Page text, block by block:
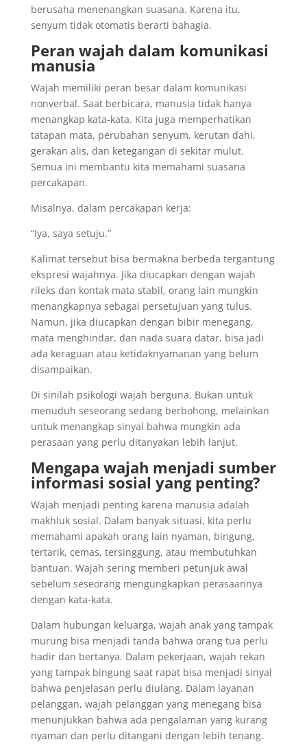
berusaha menenangkan suasana. Karena itu,
senyum tidak otomatis berarti bahagia.
Peran wajah dalam komunikasi
manusia
Wajah memiliki peran besar dalam komunikasi
nonverbal. Saat berbicara, manusia tidak hanya
menangkap kata-kata. Kita juga memperhatikan
tatapan mata, perubahan senyum, kerutan dahi,
gerakan alis, dan ketegangan di sekitar mulut.
Semua ini membantu kita memahami suasana
percakapan.
Misalnya, dalam percakapan kerja:
“Iya, saya setuju.”
Kalimat tersebut bisa bermakna berbeda tergantung
ekspresi wajahnya. Jika diucapkan dengan wajah
rileks dan kontak mata stabil, orang lain mungkin
menangkapnya sebagai persetujuan yang tulus.
Namun, jika diucapkan dengan bibir menegang,
mata menghindar, dan nada suara datar, bisa jadi
ada keraguan atau ketidaknyamanan yang belum
disampaikan.
Di sinilah psikologi wajah berguna. Bukan untuk
menuduh seseorang sedang berbohong, melainkan
untuk menangkap sinyal bahwa mungkin ada
perasaan yang perlu ditanyakan lebih lanjut.
Mengapa wajah menjadi sumber
informasi sosial yang penting?
Wajah menjadi penting karena manusia adalah
makhluk sosial. Dalam banyak situasi, kita perlu
memahami apakah orang lain nyaman, bingung,
tertarik, cemas, tersinggung, atau membutuhkan
bantuan. Wajah sering memberi petunjuk awal
sebelum seseorang mengungkapkan perasaannya
dengan kata-kata.
Dalam hubungan keluarga, wajah anak yang tampak
murung bisa menjadi tanda bahwa orang tua perlu
hadir dan bertanya. Dalam pekerjaan, wajah rekan
yang tampak bingung saat rapat bisa menjadi sinyal
bahwa penjelasan perlu diulang. Dalam layanan
pelanggan, wajah pelanggan yang menegang bisa
menunjukkan bahwa ada pengalaman yang kurang
nyaman dan perlu ditangani dengan lebih tenang.